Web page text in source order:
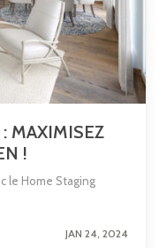
MAXIMISEZ
!
le Home Staging
JAN 24, 2024